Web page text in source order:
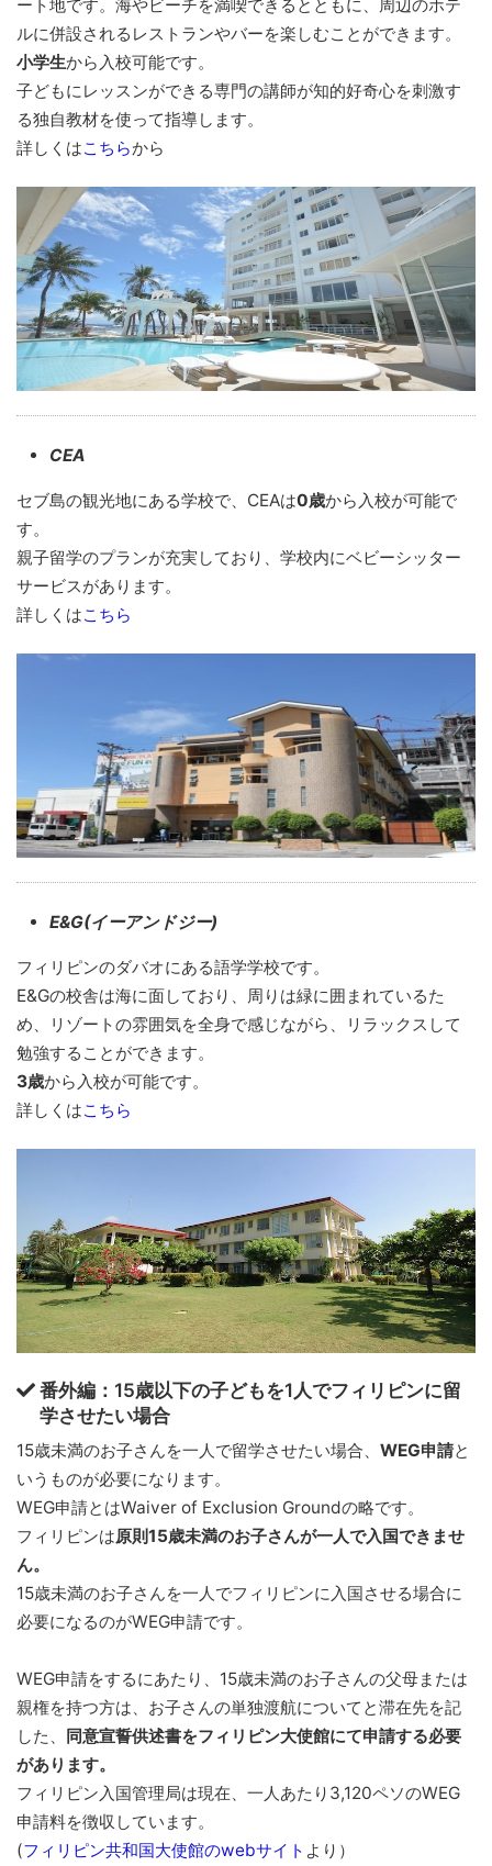
ート地です。海やビーチを満喫できるとともに、周辺のホテ
ルに併設されるレストランやバーを楽しむことができます。
小学生から入校可能です。
子どもにレッスンができる専門の講師が知的好奇心を刺激す
る独自教材を使って指導します。
詳しくはこちらから
CEA
セブ島の観光地にある学校で、CEAは0歳から入校が可能で
す。
親子留学のプランが充実しており、学校内にベビーシッター
サービスがあります。
詳しくはこちら
E&G(イーアンドジー)
フィリピンのダバオにある語学学校です。
E&Gの校舎は海に面しており、周りは緑に囲まれているた
め、リゾートの雰囲気を全身で感じながら、リラックスして
勉強することができます。
3歳から入校が可能です。
詳しくはこちら
番外編：15歳以下の子どもを1人でフィリピンに留
学させたい場合
15歳未満のお子さんを一人で留学させたい場合、 WEG申請と
いうものが必要になります。
WEG申請とはWaiver of Exclusion Groundの略です。
フィリピンは原則15歳未満のお子さんが一人で入国できませ
ん。
15歳未満のお子さんを一人でフィリピンに入国させる場合に
必要になるのがWEG申請です。
WEG申請をするにあたり、15歳未満のお子さんの父母または
親権を持つ方は、お子さんの単独渡航についてと滞在先を記
した、 同意宣誓供述書をフィリピン大使館にて申請する必要
があります。
フィリピン入国管理局は現在、一人あたり3,120ペソのWEG
申請料を徴収しています。
(フィリピン共和国大使館のwebサイト より）